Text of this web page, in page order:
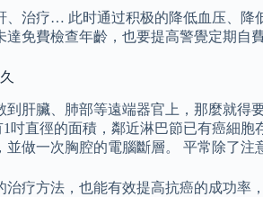
治疗… 此时通过积极的降低血压、
免費檢查年齡，也要提高警覺定期自費
肝臟、肺部等遠端器官上，那麼就
吋直徑的面積，鄰近淋巴節已有癌細
做一次胸腔的電腦斷層。 平常除了注
疗方法，也能有效提高抗癌的成功